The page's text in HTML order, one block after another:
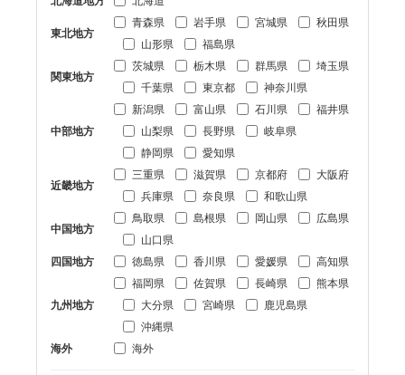
東北地方
青森県 岩手県 宮城県
秋田県
山形県
福島県
関東地方
茨城県 栃木県 群馬県
埼玉県
千葉県
東京都 神奈川県
中部地方
新潟県 富山県 石川県
福井県
山梨県
長野県
岐阜県
静岡県
愛知県
近畿地方
三重県 滋賀県 京都府
大阪府
兵庫県
奈良県 和歌山県
中国地方
鳥取県 島根県 岡山県
広島県
山口県
四国地方
徳島県 香川県 愛媛県 高知県
九州地方
福岡県 佐賀県 長崎県
熊本県
大分県
宮崎県
鹿児島県
沖縄県
海外
海外